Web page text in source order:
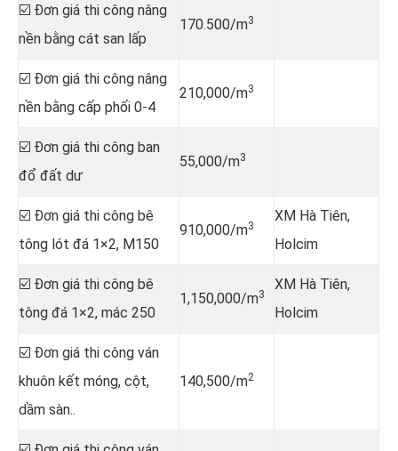
☑️ Đơn giá thi công nâng
nền bằng cát san lấp
170.500/m3
☑️ Đơn giá thi công nâng
nền bằng cấp phối 0-4
210,000/m3
☑️ Đơn giá thi công ban
đổ đất dư
55,000/m3
☑️ Đơn giá thi công bê
tông lót đá 1×2, M150
910,000/m3
XM Hà Tiên,
Holcim
☑️ Đơn giá thi công bê
tông đá 1×2, mác 250
1,150,000/m3
XM Hà Tiên,
Holcim
☑️ Đơn giá thi công ván
khuôn kết móng, cột,
dầm sàn..
140,500/m2